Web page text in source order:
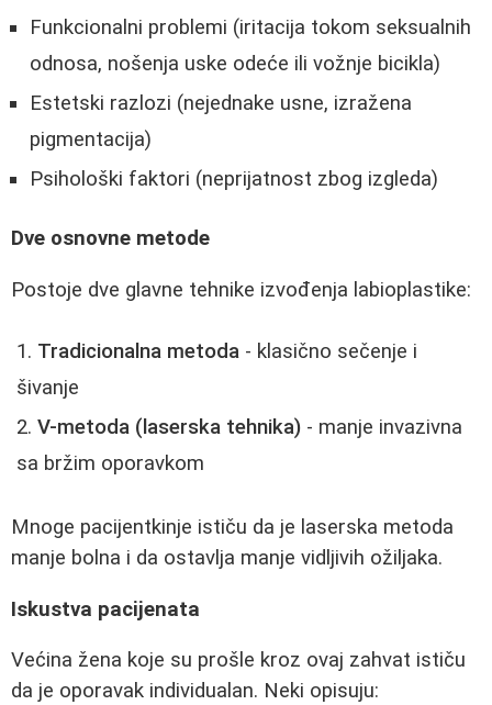
Funkcionalni problemi (iritacija tokom seksualnih
odnosa, nošenja uske odeće ili vožnje bicikla)
Estetski razlozi (nejednake usne, izražena
pigmentacija)
Psihološki faktori (neprijatnost zbog izgleda)
Dve osnovne metode
Postoje dve glavne tehnike izvođenja labioplastike:
Tradicionalna metoda - klasično sečenje i
šivanje
V-metoda (laserska tehnika) - manje invazivna
sa bržim oporavkom
Mnoge pacijentkinje ističu da je laserska metoda
manje bolna i da ostavlja manje vidljivih ožiljaka.
Iskustva pacijenata
Većina žena koje su prošle kroz ovaj zahvat ističu
da je oporavak individualan. Neki opisuju: